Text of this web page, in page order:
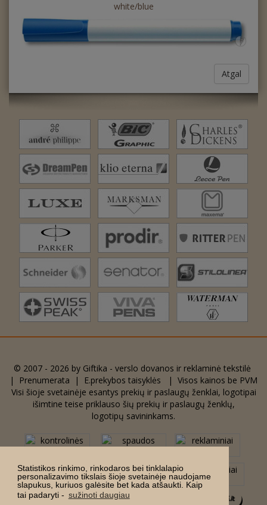
Statistikos rinkimo, rinkodaros bei tinklalapio
personalizavimo tikslais šioje svetainėje naudojame
slapukus, kuriuos galėsite bet kada atšaukti. Kaip
tai padaryti - sužinoti daugiau
white/blue
Atgal
© 2007 - 2026 by Giftika - verslo dovanos ir reklaminė tekstilė
|
Prenumerata | E.prekybos taisyklės | Visos kainos be PVM
Visi šioje svetainėje esantys prekių ir paslaugų ženklai, logotipai
išimtine teise priklauso šių prekių ir paslaugų ženklų,
logotipų savininkams.